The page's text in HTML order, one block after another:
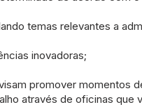
temas relevantes a
inovadoras;
promover momentos
através de oficinas que